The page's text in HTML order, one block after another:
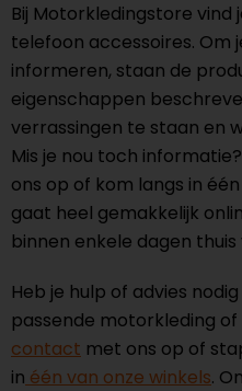
Bij Motorkledingstore
telefoon accessoires. Om
informeren, staan de
eigenschappen
verrassingen te staan en
Mis je nou toch
ons op of kom langs in
gaat heel gemakkelijk
binnen enkele dagen
Heb je hulp of advies
passende motorkleding
contact met ons op of
in één van onze winkels.